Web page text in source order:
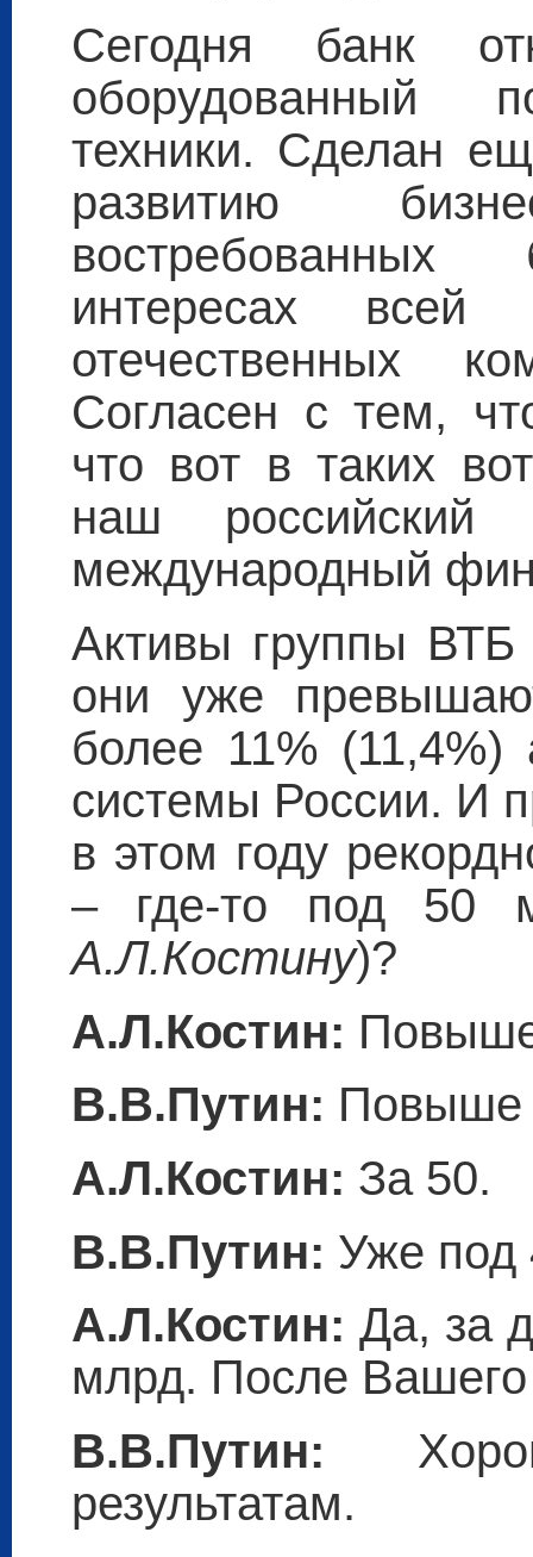
Сегодня банк
оборудованный
техники. Сделан
развитию
интересах всей
отечественных
Согласен с тем,
что вот в таких
наш
международный
Активы группы ВТБ
они уже
более 11% (11,4%)
системы России. И
в этом году
– где-то под 50
А.Л.Костину)?
А.Л.Костин:
В.В.Путин: Повыше
А.Л.Костин: За 50.
В.В.Путин: Уже под
А.Л.Костин: Да, за
млрд. После
В.В.Путин:
результатам.